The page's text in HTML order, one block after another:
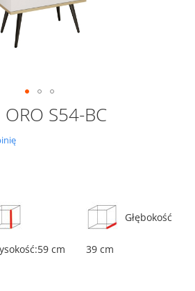
S54-BC
cm
Głębokość
39 cm